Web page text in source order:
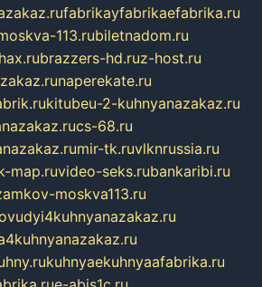
fabrikayfabrikaefabrika.ru
113.rubiletnadom.ru
brazzers-hd.ruz-host.ru
naperekate.ru
kitubeu-2-kuhnyanazakaz.ru
cs-68.ru
mir-tk.ruvlknrussia.ru
map.ruvideo-seks.rubankaribi.ru
moskva113.ru
kuhnyaekuhnyaafabrika.ru